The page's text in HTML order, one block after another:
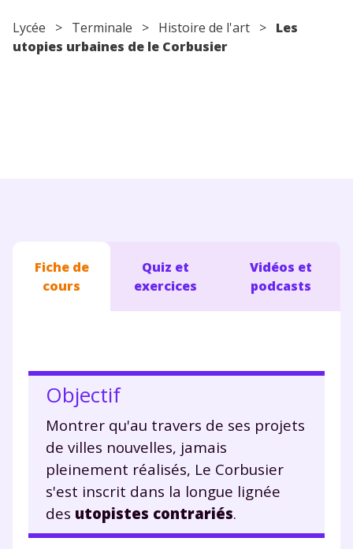
Lycée > Terminale > Histoire de l'art > Les
utopies urbaines de le Corbusier
Fiche de
cours
Quiz et
exercices
Vidéos et
podcasts
Objectif
Montrer qu'au travers de ses projets
de villes nouvelles, jamais
pleinement réalisés, Le Corbusier
s'est inscrit dans la longue lignée
des utopistes contrariés.